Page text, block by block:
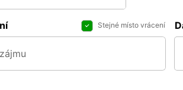
Stejné místo vrácení